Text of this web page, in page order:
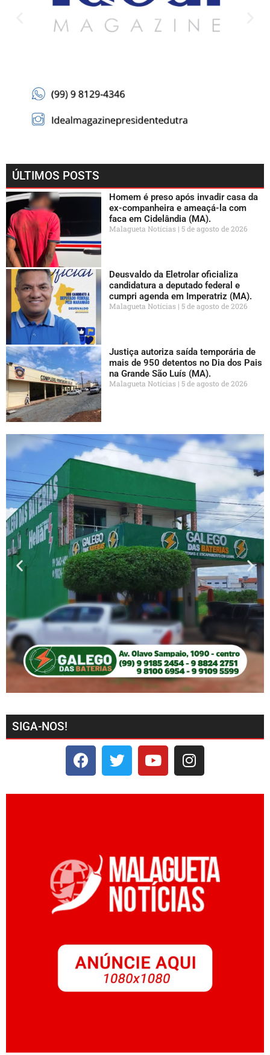
ÚLTIMOS POSTS
Homem é preso após invadir casa da
ex-companheira e ameaçá-la com
faca em Cidelândia (MA).
Malagueta Notícias 5 de agosto de 2026
Deusvaldo da Eletrolar oficializa
candidatura a deputado federal e
cumpri agenda em Imperatriz (MA).
Malagueta Notícias 5 de agosto de 2026
Justiça autoriza saída temporária de
mais de 950 detentos no Dia dos Pais
na Grande São Luís (MA).
Malagueta Notícias 5 de agosto de 2026
SIGA-NOS!